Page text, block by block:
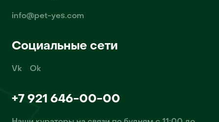
info@pet-yes.com
Социальные сети
Vk Ok
+7 921 646-00-00